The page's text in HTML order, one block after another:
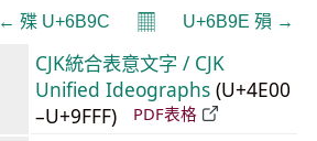
← 殜 U+6B9C 𝄜 U+6B9E 殞 →
CJK統合表意文字 / CJK
Unified Ideographs (U+4E00
–U+9FFF)
PDF表格